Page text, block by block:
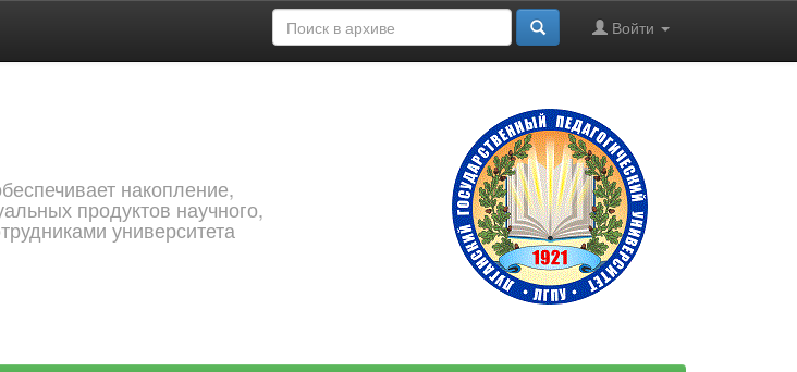
Войти
накопление,
продуктов научного,
университета